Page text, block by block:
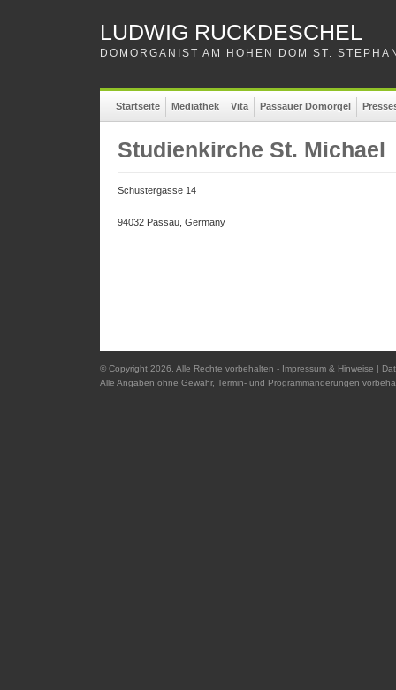
LUDWIG RUCKDESCHEL
DOMORGANIST AM HOHEN DOM ST.
Startseite Mediathek Vita Passauer Domorgel
Studienkirche St. Michael
Schustergasse 14
94032 Passau, Germany
© Copyright 2026. Alle Rechte vorbehalten - Impressum & Hinweise |
Alle Angaben ohne Gewähr, Termin- und Programmänderungen